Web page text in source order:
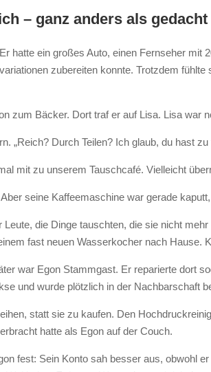
– ganz anders als gedacht
hatte ein großes Auto, einen Fernseher
zubereiten konnte. Trotzdem
zum Bäcker. Dort traf er auf Lisa. Lisa war
„Reich? Durch Teilen? Ich glaub, du hast
mit zu unserem Tauschcafé. Vielleicht
seine Kaffeemaschine war gerade
Leute, die Dinge tauschten, die sie nicht
fast neuen Wasserkocher nach Hause.
war Egon Stammgast. Er reparierte dort
und wurde plötzlich in der Nachbarschaft
statt sie zu kaufen. Den
hatte als Egon auf der Couch.
fest: Sein Konto sah besser aus, obwohl